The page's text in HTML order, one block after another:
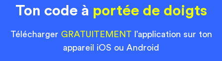
Ton code à portée de doigts
Télécharger GRATUITEMENT l’application sur ton
appareil iOS ou Android